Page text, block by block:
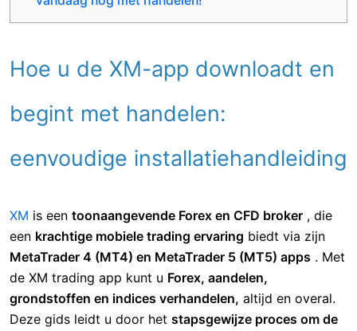
Hoe u de XM-app downloadt en
begint met handelen:
eenvoudige installatiehandleiding
XM is een toonaangevende Forex en CFD broker , die
een krachtige mobiele trading ervaring biedt via zijn
MetaTrader 4 (MT4) en MetaTrader 5 (MT5) apps . Met
de XM trading app kunt u Forex, aandelen,
grondstoffen en indices verhandelen, altijd en overal.
Deze gids leidt u door het stapsgewijze proces om de